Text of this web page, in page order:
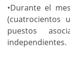
•Durante el
(cuatrocientos
puestos
independientes.